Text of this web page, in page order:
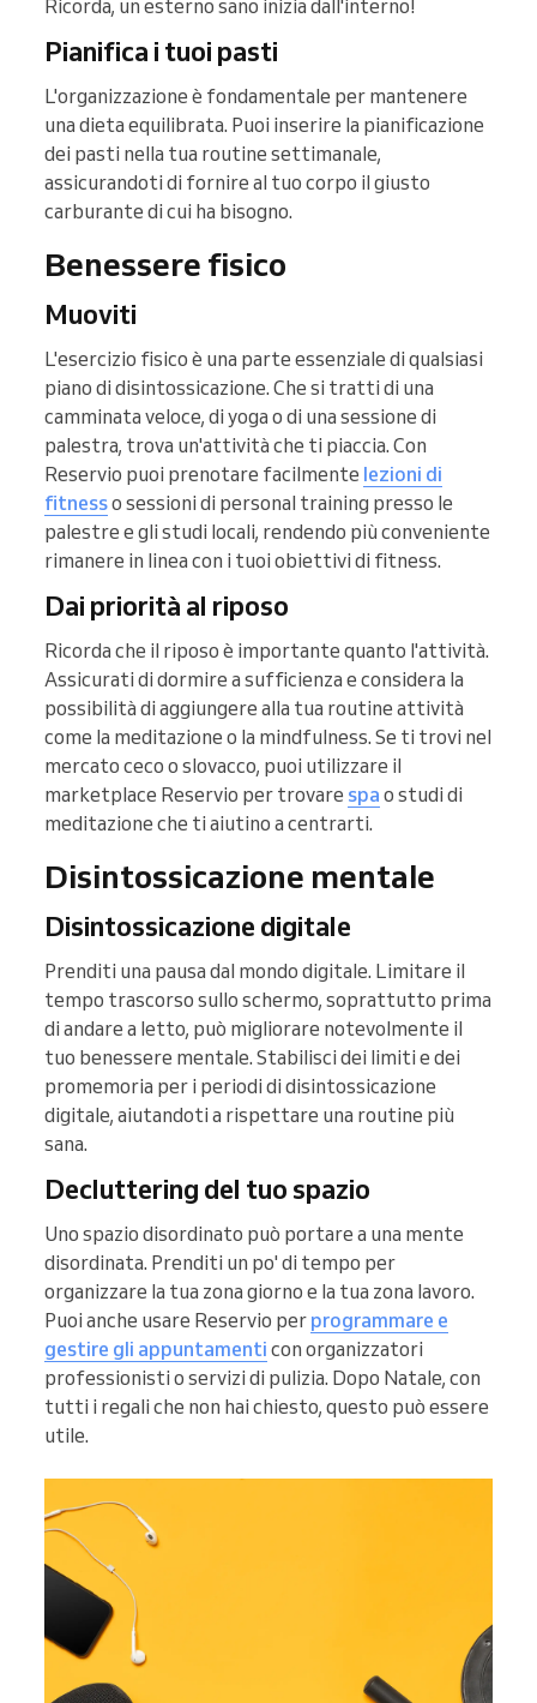
Ricorda, un esterno sano inizia dall'interno!
Pianifica i tuoi pasti
L'organizzazione è fondamentale per mantenere
una dieta equilibrata. Puoi inserire la pianificazione
dei pasti nella tua routine settimanale,
assicurandoti di fornire al tuo corpo il giusto
carburante di cui ha bisogno.
Benessere fisico
Muoviti
L'esercizio fisico è una parte essenziale di qualsiasi
piano di disintossicazione. Che si tratti di una
camminata veloce, di yoga o di una sessione di
palestra, trova un'attività che ti piaccia. Con
Reservio puoi prenotare facilmente lezioni di
fitnesso sessioni di personal training presso le
palestre e gli studi locali, rendendo più conveniente
rimanere in linea con i tuoi obiettivi di fitness.
Dai priorità al riposo
Ricorda che il riposo è importante quanto l'attività.
Assicurati di dormire a sufficienza e considera la
possibilità di aggiungere alla tua routine attività
come la meditazione o la mindfulness. Se ti trovi nel
mercato ceco o slovacco, puoi utilizzare il
marketplace Reservio per trovare spa o studi di
meditazione che ti aiutino a centrarti.
Disintossicazione mentale
Disintossicazione digitale
Prenditi una pausa dal mondo digitale. Limitare il
tempo trascorso sullo schermo, soprattutto prima
di andare a letto, può migliorare notevolmente il
tuo benessere mentale. Stabilisci dei limiti e dei
promemoria per i periodi di disintossicazione
digitale, aiutandoti a rispettare una routine più
sana.
Decluttering del tuo spazio
Uno spazio disordinato può portare a una mente
disordinata. Prenditi un po' di tempo per
organizzare la tua zona giorno e la tua zona lavoro.
Puoi anche usare Reservio per programmare e
gestire gli appuntamenti con organizzatori
professionisti o servizi di pulizia. Dopo Natale, con
tutti i regali che non hai chiesto, questo può essere
utile.